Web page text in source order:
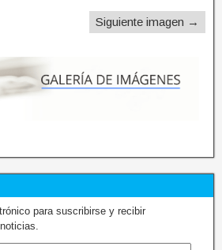
Siguiente imagen →
para suscribirse y recibir